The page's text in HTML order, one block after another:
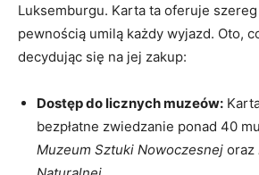
Luksemburgu. Karta ta oferuje​
pewnością umilą każdy wyjazd. Oto,
decydując się na jej zakup:
Dostęp‍ do licznych muzeów:
bezpłatne⁢ zwiedzanie ponad 40
Muzeum Sztuki Nowoczesnej oraz